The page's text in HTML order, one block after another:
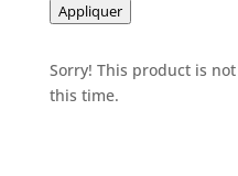
Appliquer
Sorry! This product is
this time.